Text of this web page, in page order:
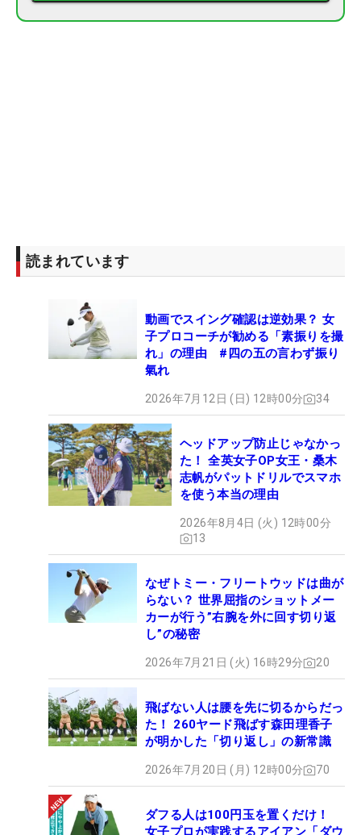
読まれています
動画でスイング確認は逆効果？ 女
子プロコーチが勧める「素振りを撮
れ」の理由 #四の五の言わず振り
氣れ
2026年7月12日 (日) 12時00分 34
ヘッドアップ防止じゃなかっ
た！ 全英女子OP女王・桑木
志帆がパットドリルでスマホ
を使う本当の理由
2026年8月4日 (火) 12時00分
13
なぜトミー・フリートウッドは曲が
らない？ 世界屈指のショットメー
カーが行う”右腕を外に回す切り返
し”の秘密
2026年7月21日 (火) 16時29分 20
飛ばない人は腰を先に切るからだっ
た！ 260ヤード飛ばす森田理香子
が明かした「切り返し」の新常識
2026年7月20日 (月) 12時00分 70
ダフる人は100円玉を置くだけ！